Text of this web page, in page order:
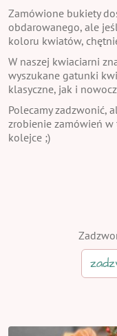
Zamówione bukiety
obdarowanego, ale
koloru kwiatów,
W naszej kwiaciarni
wyszukane gatunki
klasyczne, jak i
Polecamy zadzwonić,
zrobienie zamówień w
kolejce ;)